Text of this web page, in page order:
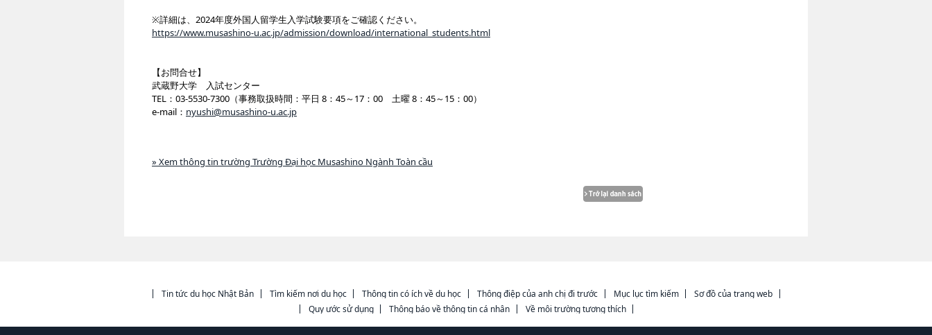
※詳細は、2024年度外国人留学生入学試験要項をご確認ください。
https://www.musashino-u.ac.jp/admission/download/international_students.html
【お問合せ】
武蔵野大学 入試センター
TEL：03-5530-7300（事務取扱時間：平日 8：45～17：00 土曜 8：45～15：00）
e-mail： nyushi@musashino-u.ac.jp
» Xem thông tin trường Trường Đại học Musashino Ngành Toàn cầu
Tin tức du học Nhật Bản Tìm kiếm nơi du học Thông tin có ích về du học Thông điệp của anh chị đi trước Mục lục tìm kiếm
Sơ đồ của trang web
Quy ước sử dụng
Thông báo về thông tin cá nhân Về môi trường tương thích